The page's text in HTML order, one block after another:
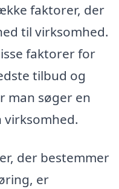
faktorer, der
til virksomhed.
faktorer for
tilbud og
man søger en
der bestemmer
er